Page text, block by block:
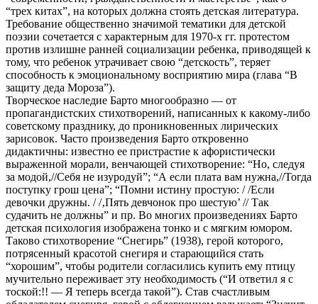
“трех китах”, на которых должна стоять детская литература.
Требование общественно значимой тематики для детской
поэзии сочетается с характерным для 1970-х гг. протестом
против излишне ранней социализации ребенка, приводящей к
тому, что ребенок утрачивает свою “детскость”, теряет
способность к эмоциональному восприятию мира (глава “В
защиту деда Мороза”).
Творческое наследие Барто многообразно — от
пропагандистских стихотворений, написанных к какому-либо
советскому празднику, до проникновенных лирических
зарисовок. Часто произведения Барто откровенно
дидактичны: известно ее пристрастие к афористически
выраженной морали, венчающей стихотворение: “Но, следуя
за модой,//Себя не изуродуй”; “А если плата вам нужна,//Тогда
поступку грош цена”; “Помни истину простую: / /Если
девочки дружны. / /‚Пять девчонок про шестую’ // Так
судачить не должны” и пр. Во многих произведениях Барто
детская психология изображена тонко и с мягким юмором.
Таково стихотворение “Снегирь” (1938), герой которого,
потрясенный красотой снегиря и старающийся стать
“хорошим”, чтобы родители согласились купить ему птицу
мучительно переживает эту необходимость (“И ответил я с
тоской:!! — Я теперь всегда такой”). Став счастливым